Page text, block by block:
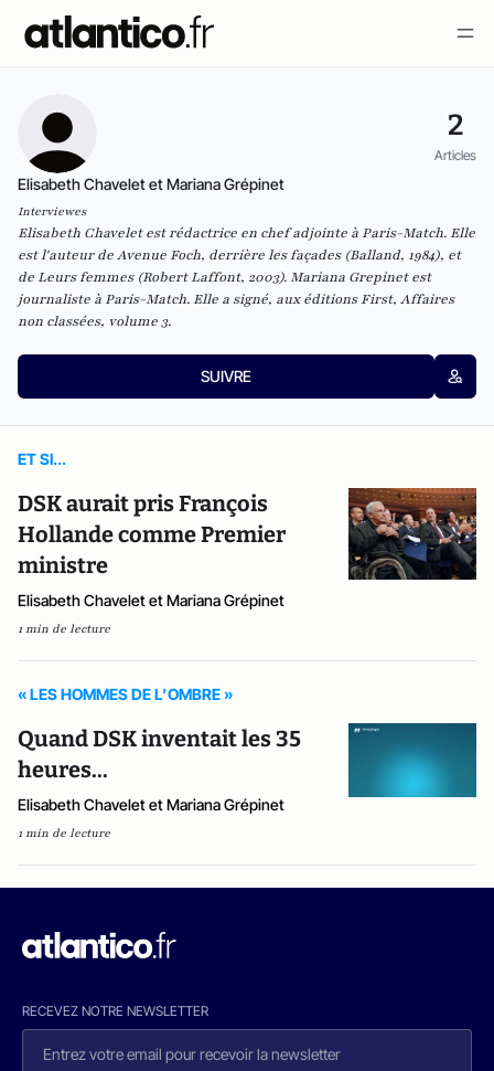
2
Articles
Elisabeth Chavelet et Mariana Grépinet
Interviewes
Elisabeth Chavelet est rédactrice en chef adjointe à Paris-Match. Elle
est l'auteur de Avenue Foch, derrière les façades (Balland, 1984), et
de Leurs femmes (Robert Laffont, 2003). Mariana Grepinet est
journaliste à Paris-Match. Elle a signé, aux éditions First, Affaires
non classées, volume 3.
SUIVRE
ET SI...
DSK aurait pris François
Hollande comme Premier
ministre
Elisabeth Chavelet et Mariana Grépinet
1 min de lecture
« LES HOMMES DE L’OMBRE »
Quand DSK inventait les 35
heures...
Elisabeth Chavelet et Mariana Grépinet
1 min de lecture
RECEVEZ NOTRE NEWSLETTER